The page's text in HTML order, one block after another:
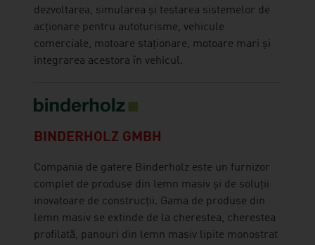
dezvoltarea, simularea și testarea sistemelor de
acționare pentru autoturisme, vehicule
comerciale, motoare staționare, motoare mari și
integrarea acestora în vehicul.
BINDERHOLZ GMBH
Compania de gatere Binderholz este un furnizor
complet de produse din lemn masiv și de soluții
inovatoare de construcții. Gama de produse din
lemn masiv se extinde de la cherestea, cherestea
profilată, panouri din lemn masiv lipite monostrat